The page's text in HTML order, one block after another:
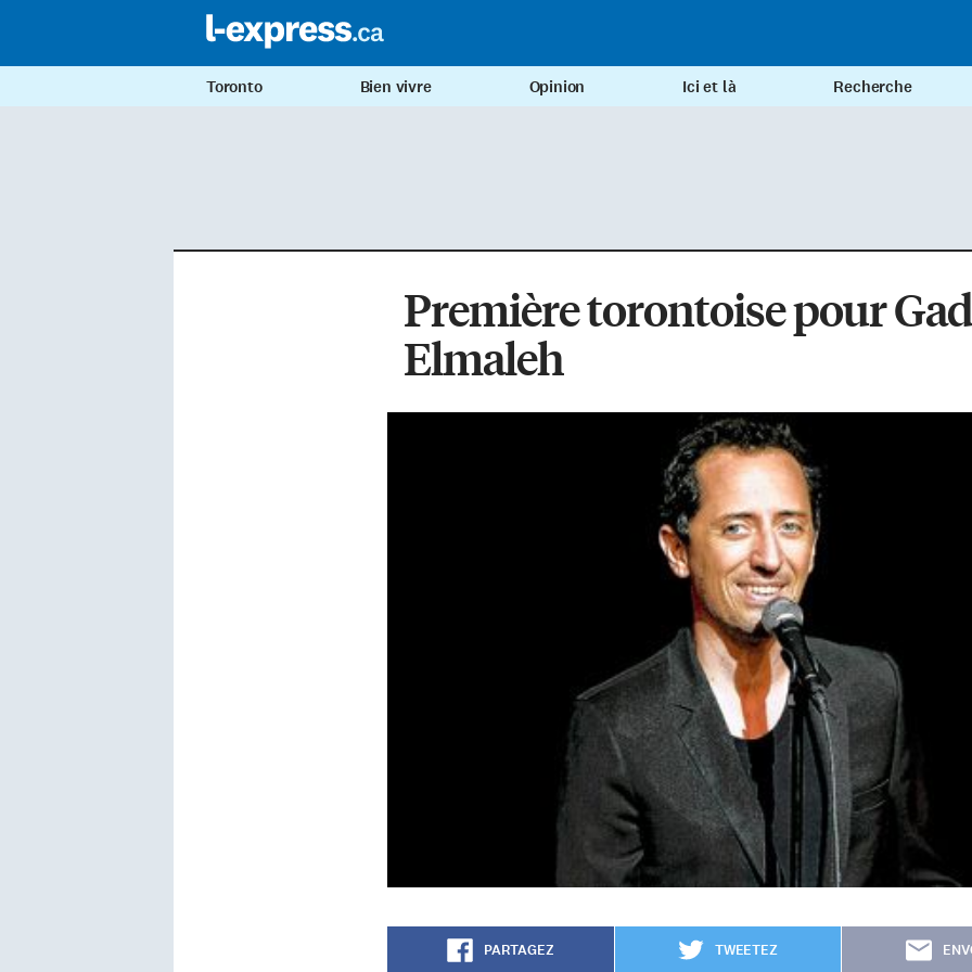
Toronto Bien vivre Opinion Ici et là Recherche
Première torontoise pour Gad
Elmaleh
PARTAGEZ TWEETEZ